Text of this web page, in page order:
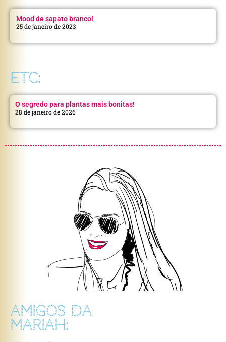
Mood de sapato branco!
25 de janeiro de 2023
ETC:
O segredo para plantas mais bonitas!
28 de janeiro de 2026
AMIGOS DA
MARIAH: